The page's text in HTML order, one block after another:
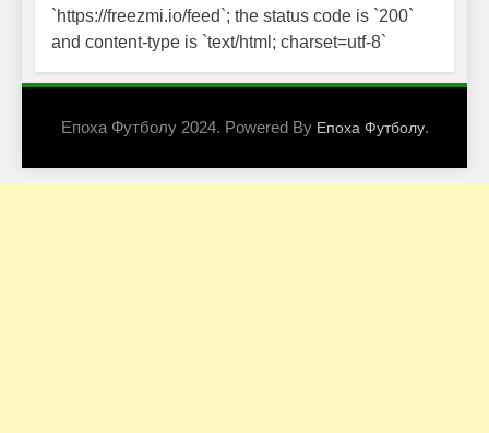
`https://freezmi.io/feed`; the status code is `200`
and content-type is `text/html; charset=utf-8`
Епоха Футболу 2024. Powered By Епоха Футболу.